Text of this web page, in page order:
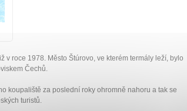
roce 1978. Město Štúrovo, ve kterém termály leží, bylo
Čechů.
koupaliště za poslední roky ohromně nahoru a tak se
turistů.